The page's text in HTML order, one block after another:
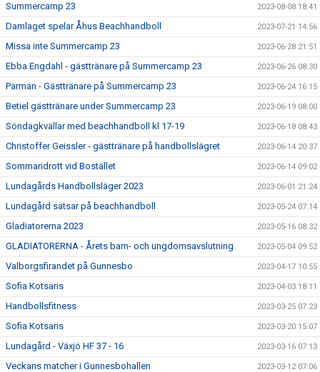
Summercamp 23 2023-08-08 18:41
Damlaget spelar Åhus Beachhandboll 2023-07-21 14:56
Missa inte Summercamp 23 2023-06-28 21:51
Ebba Engdahl - gästtränare på Summercamp 23 2023-06-26 08:30
Parman - Gästtränare på Summercamp 23 2023-06-24 16:15
Betiel gästtränare under Summercamp 23 2023-06-19 08:00
Söndagkvällar med beachhandboll kl 17-19 2023-06-18 08:43
Christoffer Geissler - gästtränare på handbollslägret 2023-06-14 20:37
Sommaridrott vid Bostället 2023-06-14 09:02
Lundagårds Handbollsläger 2023 2023-06-01 21:24
Lundagård satsar på beachhandboll 2023-05-24 07:14
Gladiatorerna 2023 2023-05-16 08:32
GLADIATORERNA - Årets barn- och ungdomsavslutning 2023-05-04 09:52
Valborgsfirandet på Gunnesbo 2023-04-17 10:55
Sofia Kotsaris 2023-04-03 18:11
Handbollsfitness 2023-03-25 07:23
Sofia Kotsaris 2023-03-20 15:07
Lundagård - Växjö HF 37 - 16 2023-03-16 07:13
Veckans matcher i Gunnesbohallen 2023-03-12 07:06